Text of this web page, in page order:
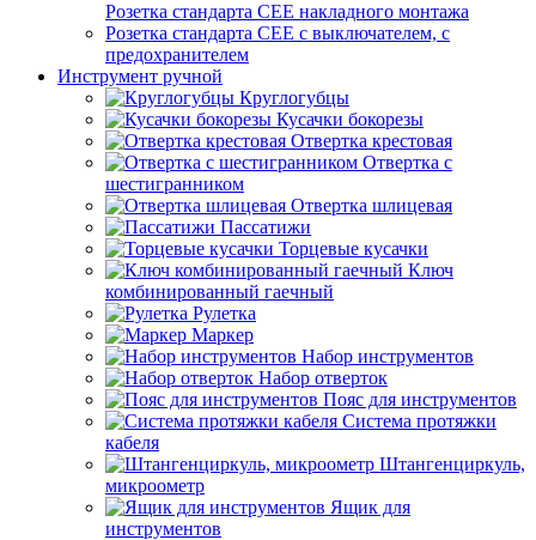
Розетка стандарта СЕЕ накладного монтажа
Розетка стандарта СЕЕ с выключателем, с
предохранителем
Инструмент ручной
Круглогубцы
Кусачки бокорезы
Отвертка крестовая
Отвертка с
шестигранником
Отвертка шлицевая
Пассатижи
Торцевые кусачки
Ключ
комбинированный гаечный
Рулетка
Маркер
Набор инструментов
Набор отверток
Пояс для инструментов
Система протяжки
кабеля
Штангенциркуль,
микроометр
Ящик для
инструментов